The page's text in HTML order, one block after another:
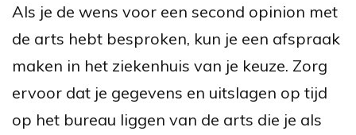
Als je de wens voor een second opinion met
de arts hebt besproken, kun je een afspraak
maken in het ziekenhuis van je keuze. Zorg
ervoor dat je gegevens en uitslagen op tijd
op het bureau liggen van de arts die je als